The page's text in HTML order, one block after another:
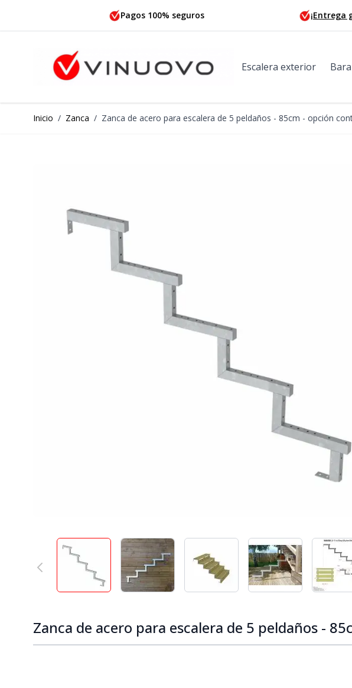
Pagos 100% seguros
Escalera exterior
Inicio / Zanca / Zanca de acero para escalera de 5 peldaños - 85cm - opción
View larger imageView larger imageView larger imageView larger
Zanca de acero para escalera de 5 peldaños -